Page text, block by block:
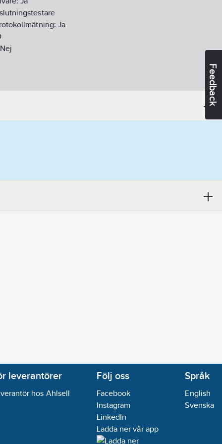
Feedback
Ja
Nej
leverantörer
hos Ahlsell
Följ oss
Facebook
Instagram
LinkedIn
Ladda ner vår app
Språk
English
Svenska